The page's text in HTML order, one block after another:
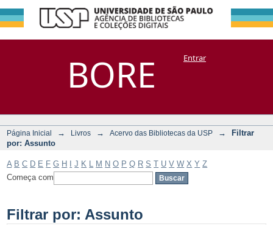
BORE
Filtrar por:
Assunto
DSpace/Manakin + CoriscoEntrar
Página Inicial → Livros → Acervo das Bibliotecas da USP →
Filtrar
por: Assunto
A B C D E F G H J K M N O P Q R S T U V W X Y Z
Começa com
Filtrar por: Assunto